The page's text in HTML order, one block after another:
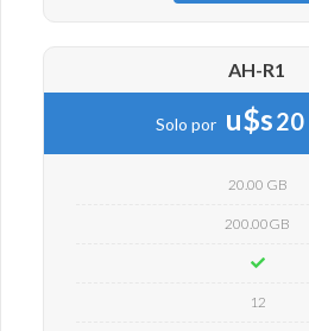
AH-R1
Solo por u$s20
20.00 GB
200.00GB
12